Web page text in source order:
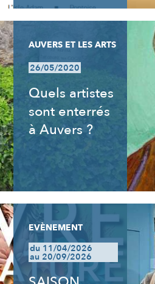
AUVERS ET LES ARTS
26/05/2020
Quels artistes
sont enterrés
à Auvers ?
EVÈNEMENT
du 11/04/2026
au 20/09/2026